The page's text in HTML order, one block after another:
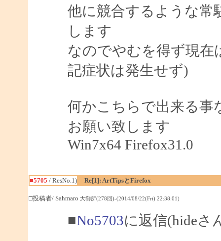
他に競合するような常
します
なのでやむを得ず現在
記症状は発生せず)
何かこちらで出来る
お願い致します
Win7x64 Firefox31.0
■5705 / ResNo.1) Re[1]: ArtTipsとFirefox
□投稿者/ Sahmaro 大御所(278回)-(2014/08/22(Fri) 22:38:01)
■No5703に返信(hideさ